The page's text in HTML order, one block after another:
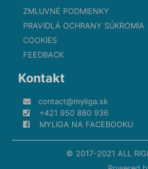
ZMLUVNÉ PODMIENKY
PRAVIDLÁ OCHRANY SÚKROMIA
COOKIES
FEEDBACK
Kontakt
contact@myliga.sk
+421 950 880 936
MYLIGA NA FACEBOOKU
© 2017-2021 ALL